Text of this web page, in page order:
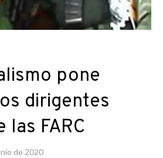
pone
dirigentes
las FARC
de 2020